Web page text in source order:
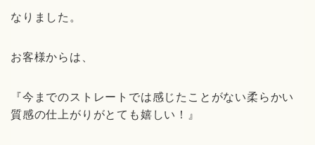
なりました。
お客様からは、
『今までのストレートでは感じたことがない柔らかい
質感の仕上がりがとても嬉しい！』